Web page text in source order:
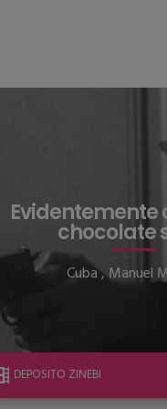
Evidentemente
chocolate
Cuba,Manuel
DEPÓSITO ZINEBI